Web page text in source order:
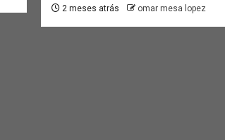
2 meses atrás omar mesa lopez